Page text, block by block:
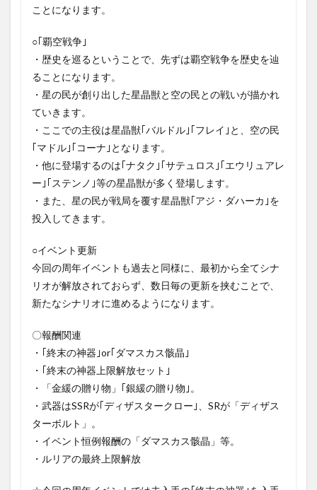
ことになります。
○｢覇空戦争｣
・歴史を巡るということで、先ずは覇空戦争を歴史を辿
ることになります。
・星の民が創り出した星晶獣と空の民との戦いが描かれ
ていきます。
・ここでの主役は星晶獣｢バルドル｣｢フレイ｣と、空の民
｢マドル｣｢コーナ｣となります。
・他に登場するのは｢ナタク｣｢サテュロス｣｢エウリュアレ
ー｣｢ステンノ｣等の星晶獣が多く登場します。
・また、星の民が戦局を覆す星晶獣｢アジ・ダハーカ｣を
投入してきます。
○イベント更新
今回の周年イベントも過去と同様に、最初から全てシナ
リオが解放されておらず、数日毎の更新を挟むことで、
新たなシナリオに進めるようになります。
〇報酬関連
・｢終末の神器｣or｢ダマスカス骸晶｣
・｢終末の神器上限解放セット｣
・「金緩の贈り物」｢銀緩の贈り物｣。
・武器はSSRが｢ディザスタークロー｣、SRが「ディザス
ターボルト」。
・イベント恒例報酬の「ダマスカス骸晶」等。
・ルリアの最終上限解放